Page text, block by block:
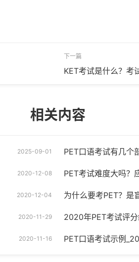
下一篇
KET考试是什么？考
相关内容
2025-09-01 PET口语考试有几个
2020-12-08 PET考试难度大吗？
2020-12-04 为什么要考PET？是
2020-11-29 2020年PET考试评
2020-11-16 PET口语考试示例